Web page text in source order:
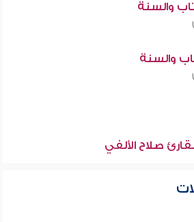
والسنة
والسنة
صلاح الألفي